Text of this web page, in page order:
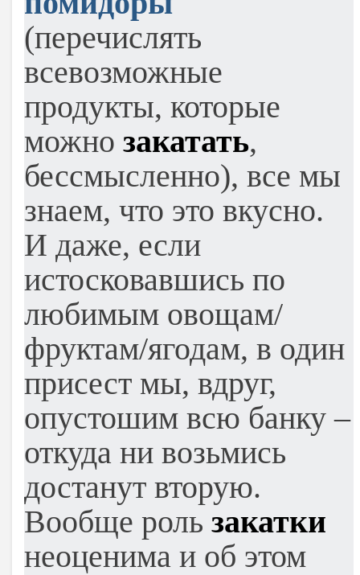
(перечислять
всевозможные
продукты, которые
можно закатать,
бессмысленно), все мы
знаем, что это вкусно.
И даже, если
истосковавшись по
любимым овощам/
фруктам/ягодам, в один
присест мы, вдруг,
опустошим всю банку –
откуда ни возьмись
достанут вторую.
Вообще роль закатки
неоценима и об этом